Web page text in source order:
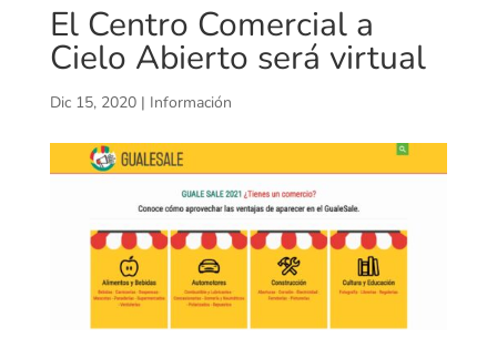
El Centro Comercial a
Cielo Abierto será virtual
Dic 15, 2020| Información